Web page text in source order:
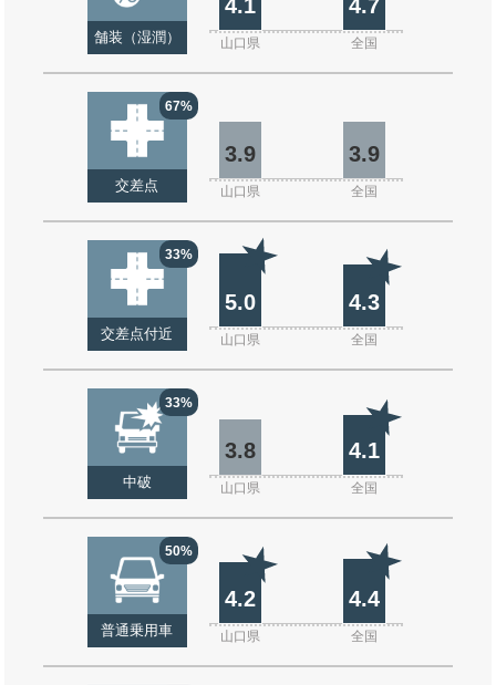
舗装（湿潤）
4.1 4.7
山口県 全国
67%
交差点
3.9 3.9
山口県 全国
33%
交差点付近
5.0 4.3
山口県 全国
33%
中破
3.8 4.1
山口県 全国
50%
普通乗用車
4.2 4.4
山口県 全国